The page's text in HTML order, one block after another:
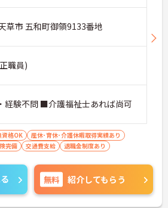
草市 五和町御領9133番地
職員)
経験不問 ■介護福祉士あれば尚可
資格OK
産休･育休･介護休暇取得実績あり
完備 交通費支給 退職金制度あり
無料 紹介してもらう